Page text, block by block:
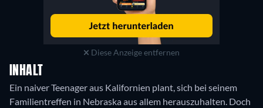
Diese Anzeige entfernen
INHALT
Ein naiver Teenager aus Kalifornien plant, sich bei seinem
Familientreffen in Nebraska aus allem herauszuhalten. Doch